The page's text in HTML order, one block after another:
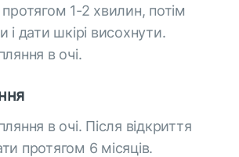
1-2 хвилин, потім
і дати шкірі висохнути.
в очі.
в очі. Після відкриття
протягом 6 місяців.